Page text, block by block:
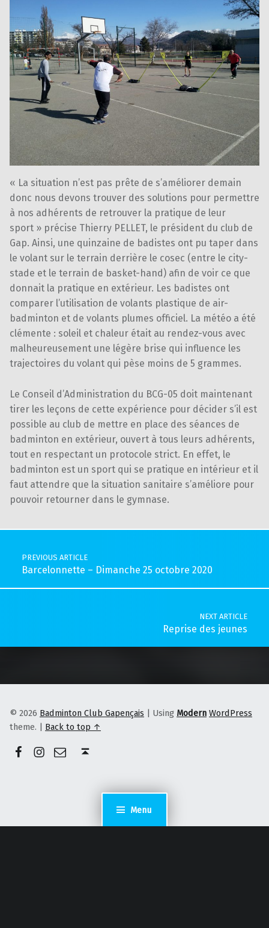
Menu
« La situation n’est pas prête de s’améliorer demain
donc nous devons trouver des solutions pour permettre
à nos adhérents de retrouver la pratique de leur
sport » précise Thierry PELLET, le président du club de
Gap. Ainsi, une quinzaine de badistes ont pu taper dans
le volant sur le terrain derrière le cosec (entre le city-
stade et le terrain de basket-hand) afin de voir ce que
donnait la pratique en extérieur. Les badistes ont
comparer l’utilisation de volants plastique de air-
badminton et de volants plumes officiel. La météo a été
clémente : soleil et chaleur était au rendez-vous avec
malheureusement une légère brise qui influence les
trajectoires du volant qui pèse moins de 5 grammes.
Le Conseil d’Administration du BCG-05 doit maintenant
tirer les leçons de cette expérience pour décider s’il est
possible au club de mettre en place des séances de
badminton en extérieur, ouvert à tous leurs adhérents,
tout en respectant un protocole strict. En effet, le
badminton est un sport qui se pratique en intérieur et il
faut attendre que la situation sanitaire s’améliore pour
pouvoir retourner dans le gymnase.
Skip back to main navigation
Post navigation
PREVIOUS ARTICLE
Barcelonnette – Dimanche 25 octobre 2020
NEXT ARTICLE
Reprise des jeunes
© 2026 Badminton Club Gapençais | Using Modern WordPress
theme. | Back to top ↑